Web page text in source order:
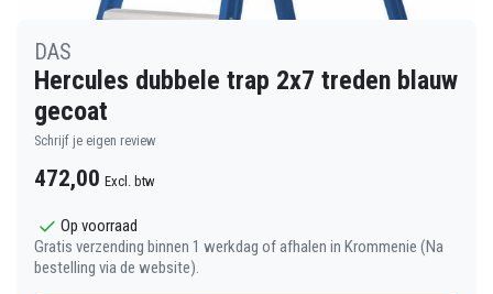
DAS
Hercules dubbele trap 2x7 treden blauw
gecoat
Schrijf je eigen review
472,00 Excl. btw
Op voorraad
Gratis verzending binnen 1 werkdag of afhalen in Krommenie (Na
bestelling via de website).